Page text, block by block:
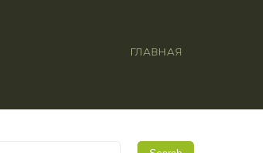
ГЛАВНАЯ